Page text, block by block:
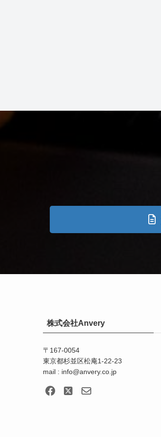
株式会社Anvery
〒167-0054
東京都杉並区松庵1-22-23
mail : info@anvery.co.jp